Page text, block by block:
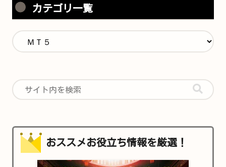
カテゴリ一覧
おススメお役立ち情報を厳選！